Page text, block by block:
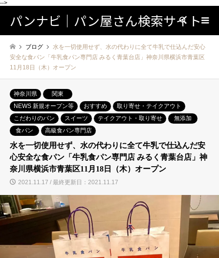
-->
パンナビ｜パン屋さん検索サイト検索
ブログ
水を一切使用せず、水の代わりに全て牛乳で仕込んだ安心
安全な食パン「牛乳食パン専門店 みるく青葉台店」神奈川県横浜市青葉区
11月18日（木）オープン
神奈川県
関東
NEWS 新規オープン等
おすすめ
取り寄せ・テイクアウト
こだわりのパン
スイーツ テイクアウト・取り寄せ
無添加
食パン
高級食パン専門店
水を一切使用せず、水の代わりに全て牛乳で仕込んだ安
心安全な食パン「牛乳食パン専門店 みるく青葉台店」神
奈川県横浜市青葉区11月18日（木）オープン
2021.11.17 / 最終更新日：2021.11.17